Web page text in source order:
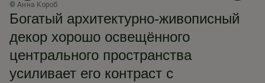
© Анна Короб
Богатый архитектурно-живописный
декор хорошо освещённого
центрального пространства
усиливает его контраст с